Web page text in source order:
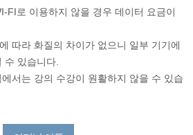
FI로 이용하지 않을 경우 데이터 요금이
따라 화질의 차이가 없으니 일부 기기에
수 있습니다.
서는 강의 수강이 원활하지 않을 수 있습